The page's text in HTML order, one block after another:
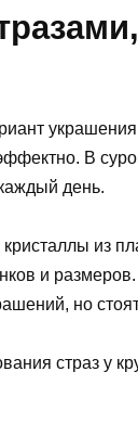
В
день.
из
и
но
страз у